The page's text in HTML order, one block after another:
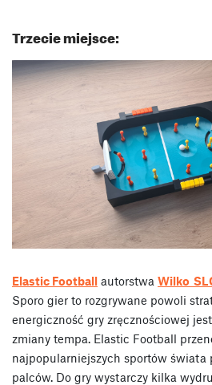
Trzecie miejsce:
Elastic Football autorstwa
Sporo gier to rozgrywane powoli
energiczność gry zręcznościowej
zmiany tempa. Elastic Football
najpopularniejszych sportów świata
palców. Do gry wystarczy kilka